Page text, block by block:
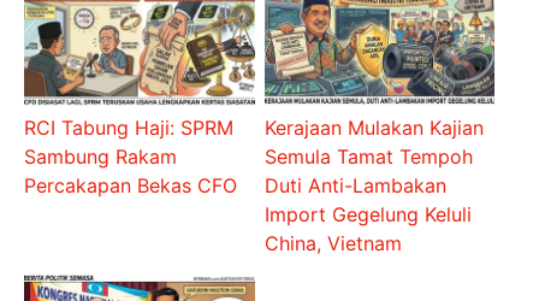
RCI Tabung Haji: SPRM
Sambung Rakam
Percakapan Bekas CFO
Kerajaan Mulakan Kajian
Semula Tamat Tempoh
Duti Anti-Lambakan
Import Gegelung Keluli
China, Vietnam